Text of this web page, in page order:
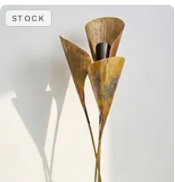
STOCK